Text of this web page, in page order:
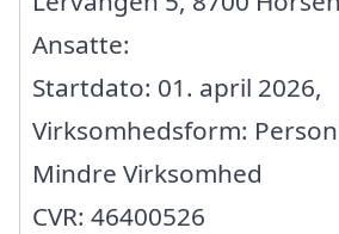
Ansatte:
Startdato: 01. april 2026,
Virksomhedsform:
Mindre Virksomhed
CVR: 46400526